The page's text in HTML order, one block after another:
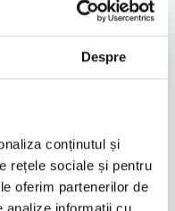
Despre
conținutul și
rețele sociale și pentru
oferim partenerilor de
unui însoțitor.
situații temporare
unei soluții fixe
dar necesită
persoane.
de urcare a
de factori: de la
(ex: dimensiunea
unui însoțitor), la
buget și
RO, suntem